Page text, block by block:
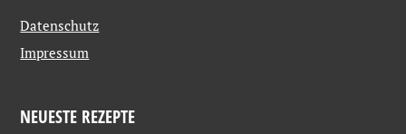
Datenschutz
Impressum
NEUESTE REZEPTE